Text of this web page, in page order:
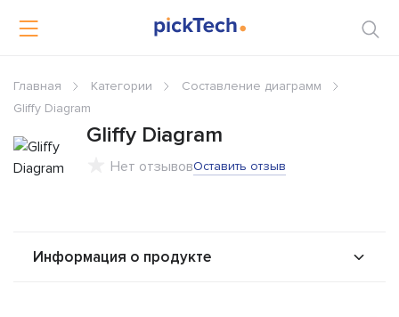
Главная Категории
Составление диаграмм
Gliffy Diagram
Gliffy Diagram
Нет отзывовОставить отзыв
Информация о продукте